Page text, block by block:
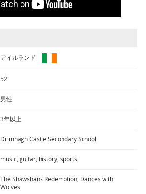
アイルランド
52
男性
3年以上
Drimnagh Castle Secondary School
music, guitar, history, sports
The Shawshank Redemption, Dances with
Wolves